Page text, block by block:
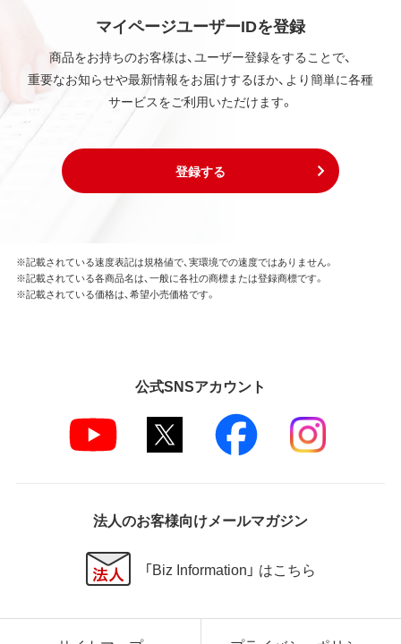
削除してはならないものとします。
第3条 使用制限
本ソフトウェアの用途は、購入商品またはその添付ソ
フトウェアとともに使用することのみとします。
り、逆アセンブル、逆コンパイル、リバースエンジニア
リング、その他の修正を本ソフトウェアに加えること
はできません。
第4条 保証
弊社は、データの消失、業務の中断、逸失利益、精神的
損害等を含め、本ソフトウェアの使用または使用不能
に起因する直接的、間接的、特別、偶発的、結果的、そ
の他いかなる損害にも、一切の責任を負いません。
本契約の締結により、お客様は下記事項に同意するも
のとします。
マイページユーザーIDを登録
商品をお持ちのお客様は、ユーザー登録をすることで、
重要なお知らせや最新情報をお届けするほか、より簡単に各種
サービスをご利用いただけます。
登録する
※記載されている速度表記は規格値で、実環境での速度ではありません。
※記載されている各商品名は、一般に各社の商標または登録商標です。
※記載されている価格は、希望小売価格です。
公式SNSアカウント
法人のお客様向けメールマガジン
「Biz Information」 はこちら